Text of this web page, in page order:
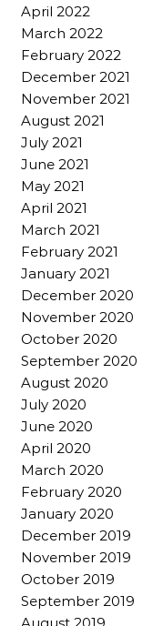
April 2022
March 2022
February 2022
December 2021
November 2021
August 2021
July 2021
June 2021
May 2021
April 2021
March 2021
February 2021
January 2021
December 2020
November 2020
October 2020
September 2020
August 2020
July 2020
June 2020
April 2020
March 2020
February 2020
January 2020
December 2019
November 2019
October 2019
September 2019